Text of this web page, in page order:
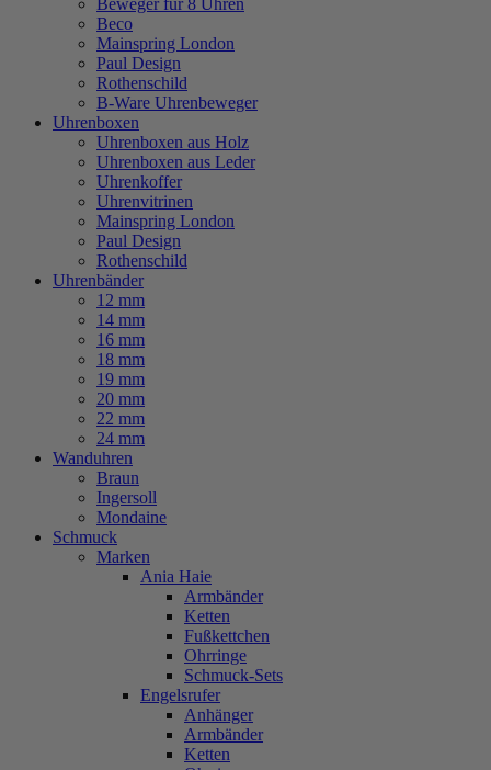
Beweger für 8 Uhren
Beco
Mainspring London
Paul Design
Rothenschild
B-Ware Uhrenbeweger
Uhrenboxen
Uhrenboxen aus Holz
Uhrenboxen aus Leder
Uhrenkoffer
Uhrenvitrinen
Mainspring London
Paul Design
Rothenschild
Uhrenbänder
12 mm
14 mm
16 mm
18 mm
19 mm
20 mm
22 mm
24 mm
Wanduhren
Braun
Ingersoll
Mondaine
Schmuck
Marken
Ania Haie
Armbänder
Ketten
Fußkettchen
Ohrringe
Schmuck-Sets
Engelsrufer
Anhänger
Armbänder
Ketten